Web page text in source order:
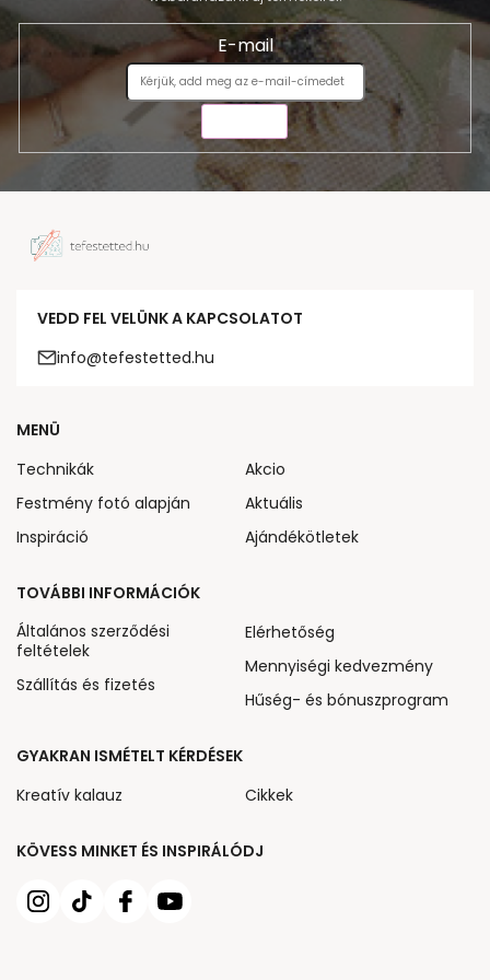
E-mail
VEDD FEL VELÜNK A KAPCSOLATOT
info@tefestetted.hu
KÖVESS MINKET ÉS INSPIRÁLÓDJ
MENÜ
Technikák
Festmény fotó alapján
Inspiráció
Akcio
Aktuális
Ajándékötletek
TOVÁBBI INFORMÁCIÓK
Általános szerződési
feltételek
Szállítás és fizetés
Elérhetőség
Mennyiségi kedvezmény
Hűség- és bónuszprogram
GYAKRAN ISMÉTELT KÉRDÉSEK
Kreatív kalauz
Cikkek